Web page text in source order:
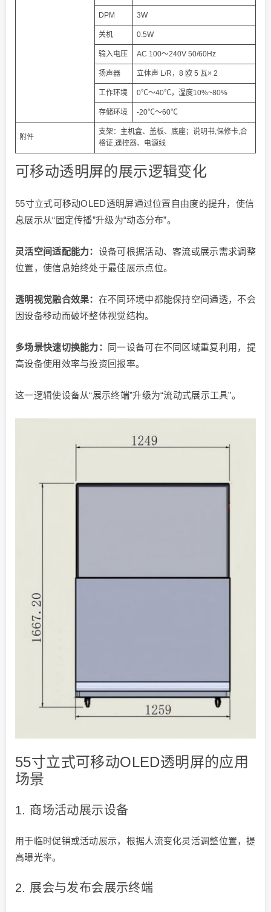
DPM 3W
关机 0.5W
输入电压 AC 100～240V 50/60Hz
扬声器 立体声 L/R，8 欧 5 瓦× 2
工作环境 0℃～40℃，湿度10%~80%
存储环境 -20℃～60℃
附件
支架：主机盒、盖板、底座；说明书,保修卡,合
格证,遥控器、电源线
可移动透明屏的展示逻辑变化
55寸立式可移动OLED透明屏通过位置自由度的提升，使信
息展示从“固定传播”升级为“动态分布”。
灵活空间适配能力： 设备可根据活动、客流或展示需求调整
位置，使信息始终处于最佳展示点位。
透明视觉融合效果： 在不同环境中都能保持空间通透，不会
因设备移动而破坏整体视觉结构。
多场景快速切换能力：
同一设备可在不同区域重复利用，提
高设备使用效率与投资回报率。
这一逻辑使设备从“展示终端”升级为“流动式展示工具”。
55寸立式可移动OLED透明屏的应用
场景
1. 商场活动展示设备
用于临时促销或活动展示，根据人流变化灵活调整位置，提
高曝光率。
2. 展会与发布会展示终端